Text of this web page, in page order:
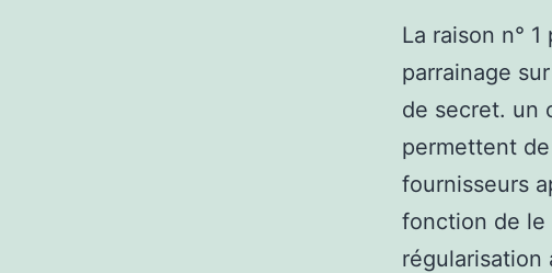
La raison n°
parrainage
de secret. un
permettent
fournisseurs
fonction de le
régularisation